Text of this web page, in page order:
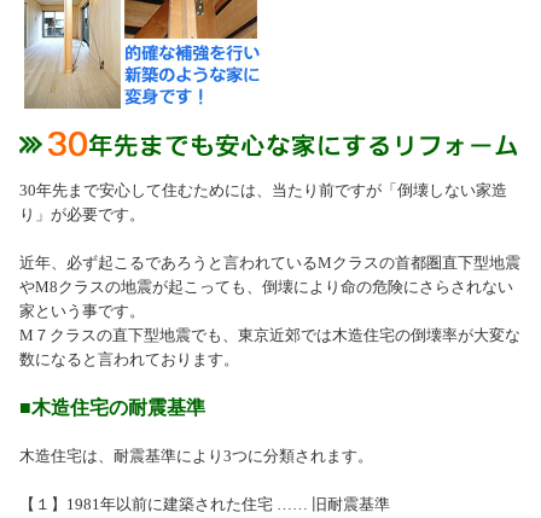
30年先まで安心して住むためには、当たり前ですが「倒壊しない家造
り」が必要です。
近年、必ず起こるであろうと言われているMクラスの首都圏直下型地震
やM8クラスの地震が起こっても、倒壊により命の危険にさらされない
家という事です。
M７クラスの直下型地震でも、東京近郊では木造住宅の倒壊率が大変な
数になると言われております。
■木造住宅の耐震基準
木造住宅は、耐震基準により3つに分類されます。
【１】1981年以前に建築された住宅 …… 旧耐震基準